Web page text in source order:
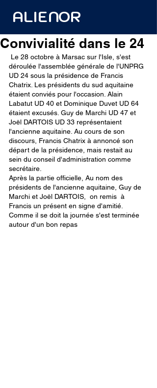
ALIENOR
Convivialité dans le 24
déroulée l'assemblée générale de l'UNPRG
UD 24 sous la présidence de Francis
Chatrix. Les présidents du sud aquitaine
étaient conviés pour l'occasion. Alain
Labatut UD 40 et Dominique Duvet UD 64
étaient excusés. Guy de Marchi UD 47 et
Joël DARTOIS UD 33 représentaient
l'ancienne aquitaine. Au cours de son
discours, Francis Chatrix à annoncé son
départ de la présidence, mais restait au
sein du conseil d'administration comme
secrétaire.
Après la partie officielle, Au nom des
présidents de l'ancienne aquitaine, Guy de
Marchi et Joël DARTOIS,  on remis  à
Francis un présent en signe d'amitié.
Comme il se doit la journée s'est terminée
autour d'un bon repas